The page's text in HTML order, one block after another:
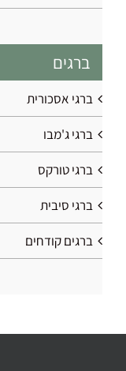
ברגים
ברגי אסכורית
ברגי ג'מבו
ברגי טורקס
ברגי סיבית
ברגים קודחים